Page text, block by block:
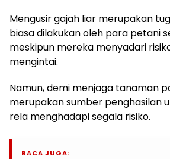
Mengusir gajah liar merupakan
biasa dilakukan oleh para petani
meskipun mereka menyadari
mengintai.
Namun, demi menjaga tanaman
merupakan sumber penghasilan
rela menghadapi segala risiko.
BACA JUGA: